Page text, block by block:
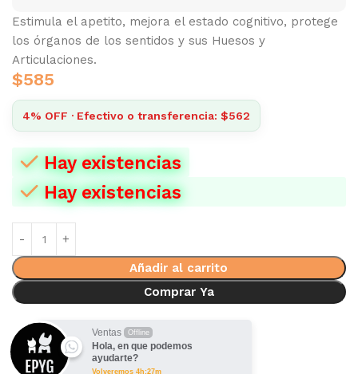
Estimula el apetito, mejora el estado cognitivo, protege
los órganos de los sentidos y sus Huesos y
Articulaciones.
$585
4% OFF · Efectivo o transferencia: $562
Hay existencias
Hay existencias
Añadir al carrito
Comprar Ya
Ventas Offline
Hola, en que podemos
ayudarte?
Volveremos 4h:27m